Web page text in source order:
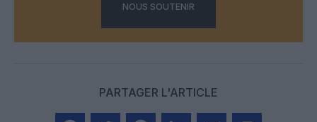
NOUS SOUTENIR
PARTAGER L'ARTICLE